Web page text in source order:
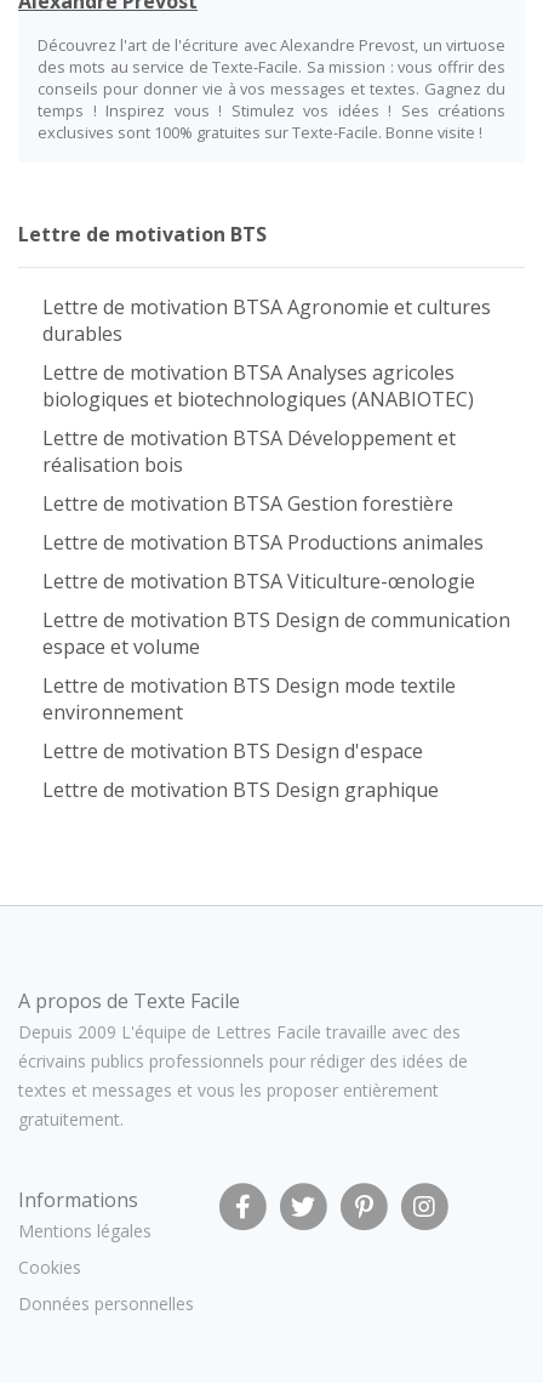
Découvrez l'art de l'écriture avec Alexandre Prevost, un virtuose
des mots au service de Texte-Facile. Sa mission : vous offrir des
conseils pour donner vie à vos messages et textes. Gagnez du
temps ! Inspirez vous ! Stimulez vos idées ! Ses créations
exclusives sont 100% gratuites sur Texte-Facile. Bonne visite !
Lettre de motivation BTS
Lettre de motivation BTSA Agronomie et cultures
durables
Lettre de motivation BTSA Analyses agricoles
biologiques et biotechnologiques (ANABIOTEC)
Lettre de motivation BTSA Développement et
réalisation bois
Lettre de motivation BTSA Gestion forestière
Lettre de motivation BTSA Productions animales
Lettre de motivation BTSA Viticulture-œnologie
Lettre de motivation BTS Design de communication
espace et volume
Lettre de motivation BTS Design mode textile
environnement
Lettre de motivation BTS Design d'espace
Lettre de motivation BTS Design graphique
A propos de Texte Facile
Depuis 2009 L'équipe de Lettres Facile travaille avec des
écrivains publics professionnels pour rédiger des idées de
textes et messages et vous les proposer entièrement
gratuitement.
Informations
Mentions légales
Cookies
Données personnelles